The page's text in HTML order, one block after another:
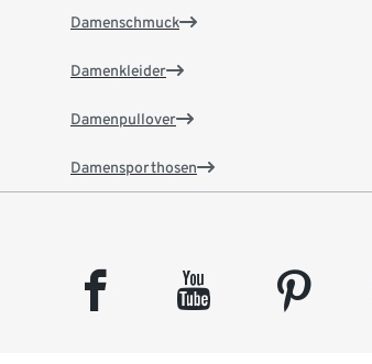
Damenschmuck
Damenkleider
Damenpullover
Damensporthosen
facebook youtube pinterest